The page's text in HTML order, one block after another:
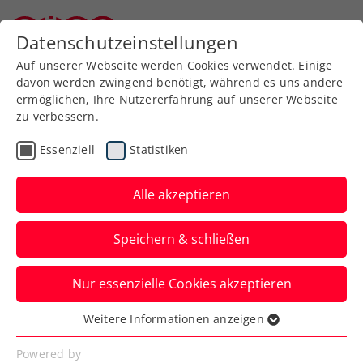
Proteste und Rekurse des
Kreises Südost
Proteste/Rekurse
Hier finden sie die
Entscheidungen von Protesten
Datenschutzeinstellungen
Auf unserer Webseite werden Cookies verwendet. Einige
davon werden zwingend benötigt, während es uns andere
ermöglichen, Ihre Nutzererfahrung auf unserer Webseite
zu verbessern.
Essenziell Statistiken
Alle akzeptieren
Speichern & schließen
Nur essenzielle Cookies akzeptieren
Essenziell
Essenzielle Cookies werden für grundlegende
Weitere Informationen anzeigen
Powered by